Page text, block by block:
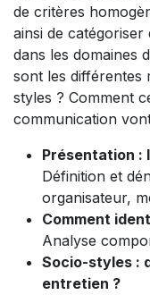
de critères
ainsi de
dans les domaines
sont les différentes
styles ? Comment
communication
Présentation :
Définition et
organisateur,
Comment
Analyse
Socio-styles :
entretien ?